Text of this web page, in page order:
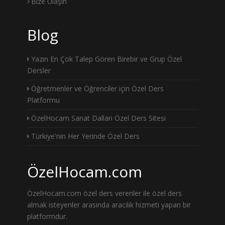
Blog
Yazın En Çok Talep Gören Birebir ve Grup Özel
Dersler
Öğretmenler ve Öğrenciler için Özel Ders
Platformu
ÖzelHocam Sanat Dalları Özel Ders Sitesi
Türkiye'nin Her Yerinde Özel Ders
ÖzelHocam.com
ÖzelHocam.com özel ders verenler ile özel ders
almak isteyenler arasında aracılık hizmeti yapan bir
platformdur.